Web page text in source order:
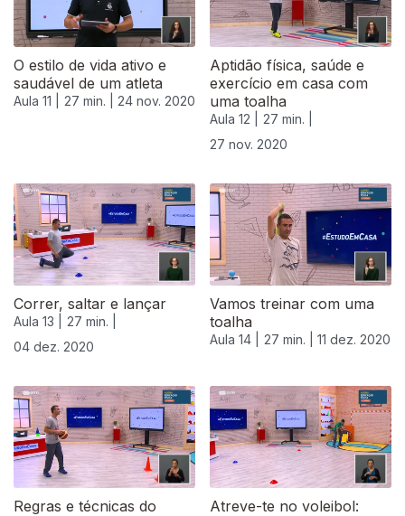
O estilo de vida ativo e
saudável de um atleta
Aula 11 | 27 min. | 24 nov. 2020
Aptidão física, saúde e
exercício em casa com
uma toalha
Aula 12 |
27 min. |
27 nov. 2020
Correr, saltar e lançar
Aula 13 |
27 min. |
04 dez. 2020
Vamos treinar com uma
toalha
Aula 14 | 27 min. | 11 dez. 2020
Regras e técnicas do
Atreve-te no voleibol: